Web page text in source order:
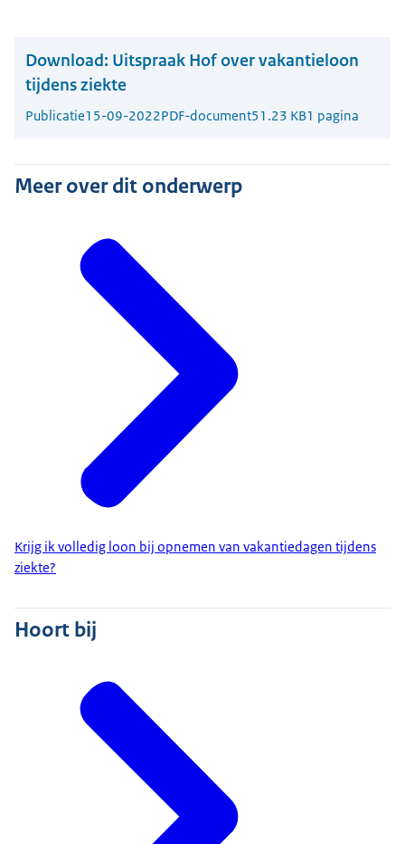
Download: Uitspraak Hof over vakantieloon
tijdens ziekte
Publicatie15-09-2022PDF-document51.23 KB1 pagina
Meer over dit onderwerp
Krijg ik volledig loon bij opnemen van vakantiedagen tijdens
ziekte?
Hoort bij